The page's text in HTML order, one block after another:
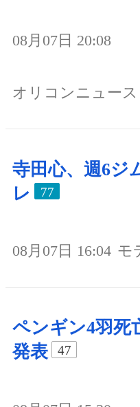
08月07日 20:08
オリコンニュース
寺田心、週6ジ
レ
77
08月07日 16:04 モ
ペンギン4羽死
発表
47